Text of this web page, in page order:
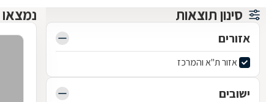
סינון תוצאות
אזורים
אזור ת"א והמרכז
ישובים
נמצאו 4 עו"ד משפט מסחרי